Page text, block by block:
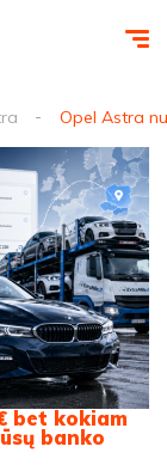
Opel Astra
bet kokiam
banko